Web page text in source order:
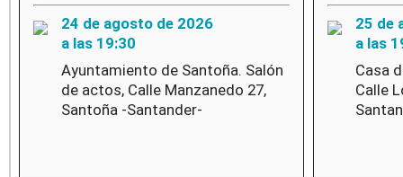
24 de agosto de 2026
a las 19:30
Ayuntamiento de Santoña. Salón
de actos, Calle Manzanedo 27,
Santoña -Santander-
25 de
a las
Casa
Calle